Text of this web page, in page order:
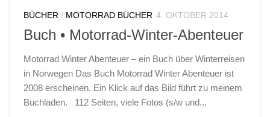
BÜCHER / MOTORRAD BÜCHER 4. OKTOBER 2014
Buch • Motorrad-Winter-Abenteuer
Motorrad Winter Abenteuer – ein Buch über Winterreisen
in Norwegen Das Buch Motorrad Winter Abenteuer ist
2008 erscheinen. Ein Klick auf das Bild führt zu meinem
Buchladen. 112 Seiten, viele Fotos (s/w und...